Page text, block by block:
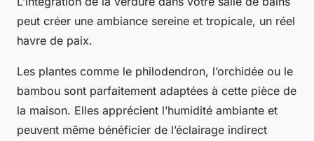
peut créer une ambiance sereine et tropicale, un réel
havre de paix.
Les plantes comme le philodendron, l’orchidée ou le
bambou sont parfaitement adaptées à cette pièce de
la maison. Elles apprécient l’humidité ambiante et
peuvent même bénéficier de l’éclairage indirect